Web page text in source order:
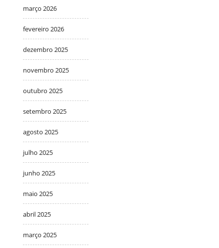
março 2026
fevereiro 2026
dezembro 2025
novembro 2025
outubro 2025
setembro 2025
agosto 2025
julho 2025
junho 2025
maio 2025
abril 2025
março 2025